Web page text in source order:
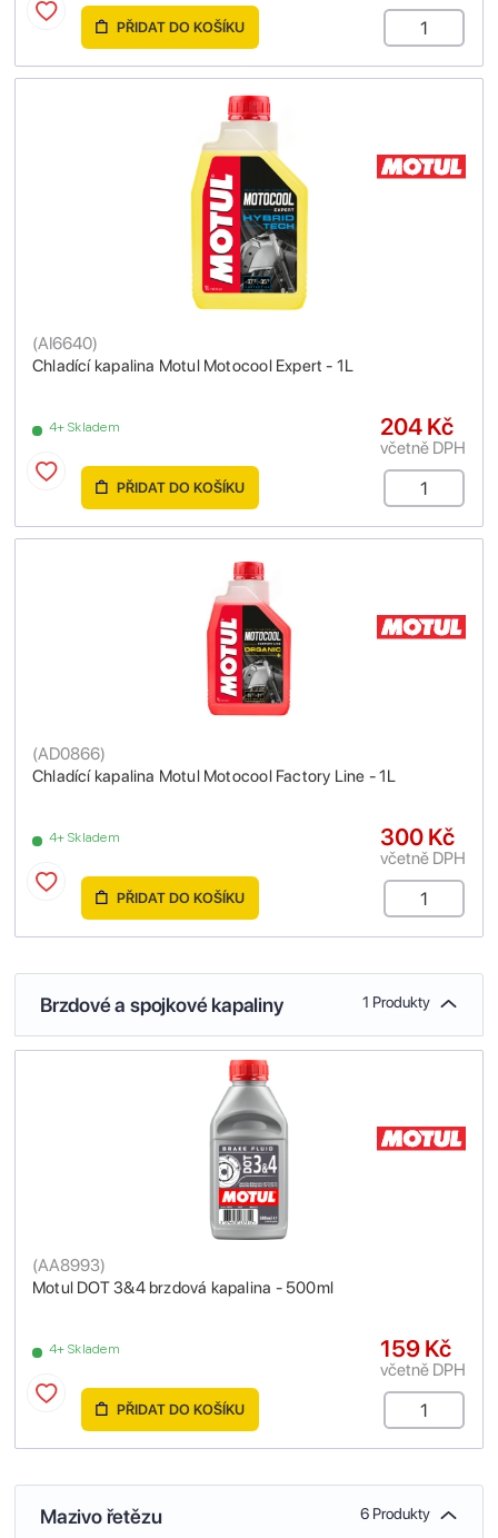
PŘIDAT DO KOŠÍKU
Chladící kapalina Motul Motocool Expert - 1L
(AI6640)
4+ Skladem 204 Kč
včetně DPH
PŘIDAT DO KOŠÍKU
Chladící kapalina Motul Motocool Factory Line - 1L
(AD0866)
4+ Skladem 300 Kč
včetně DPH
PŘIDAT DO KOŠÍKU
Brzdové a spojkové kapaliny 1 Produkty
Motul DOT 3&4 brzdová kapalina - 500ml
(AA8993)
4+ Skladem 159 Kč
včetně DPH
PŘIDAT DO KOŠÍKU
Mazivo řetězu 6 Produkty